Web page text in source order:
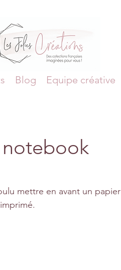
Blog Equipe créative
mettre en avant un papier